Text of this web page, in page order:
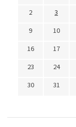
2 3
9
10
16
17
23
24
30
31